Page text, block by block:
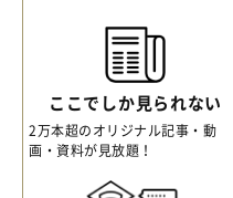
ここでしか見られない
2万本超のオリジナル記事・動
画・資料が見放題！